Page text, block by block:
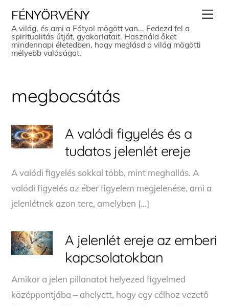
content
FÉNYÖRVÉNY
A világ, és ami a Fátyol mögött van... Fedezd fel a
spiritualitás útját, gyakorlatait. Használd őket
mindennapi életedben, hogy meglásd a világ mögötti
mélyebb valóságot.
megbocsátás
A valódi figyelés és a
tudatos jelenlét ereje
A valódi figyelés sokkal több, mint meghallás. A
valódi figyelés az éber figyelem megjelenése, ami a
jelenlétnek azon tere, amelyben […]
A jelenlét ereje az emberi
kapcsolatokban
Amikor a jelen pillanatot helyezed figyelmed
középpontjába – ahelyett, hogy egy célhoz vezető